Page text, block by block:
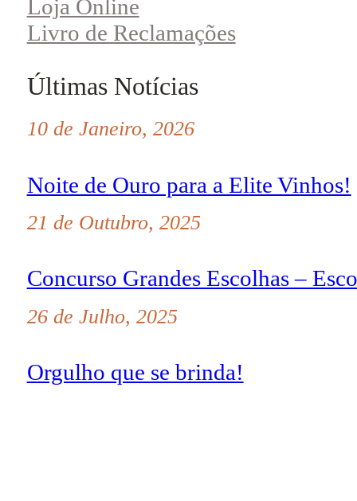
Loja Online
Livro de Reclamações
Últimas Notícias
10 de Janeiro, 2026
Noite de Ouro para a Elite Vinhos!
21 de Outubro, 2025
Concurso Grandes Escolhas –
26 de Julho, 2025
Orgulho que se brinda!